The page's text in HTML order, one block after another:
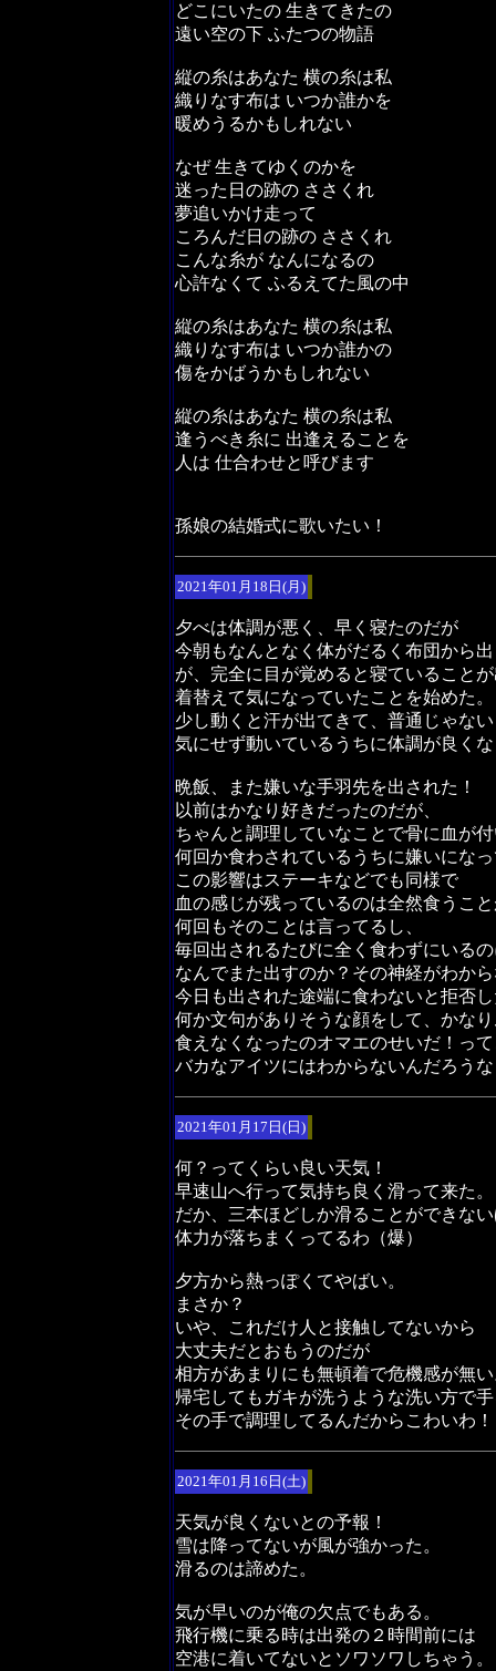
どこにいたの 生きてきたの
遠い空の下 ふたつの物語
縦の糸はあなた 横の糸は私
織りなす布は いつか誰かを
暖めうるかもしれない
なぜ 生きてゆくのかを
迷った日の跡の ささくれ
夢追いかけ走って
ころんだ日の跡の ささくれ
こんな糸が なんになるの
心許なくて ふるえてた風の中
縦の糸はあなた 横の糸は私
織りなす布は いつか誰かの
傷をかばうかもしれない
縦の糸はあなた 横の糸は私
逢うべき糸に 出逢えることを
人は 仕合わせと呼びます
孫娘の結婚式に歌いたい！
2021年01月18日(月)
夕べは体調が悪く、早く寝たのだが
今朝もなんとなく体がだるく布団から
が、完全に目が覚めると寝ていること
着替えて気になっていたことを始めた。
少し動くと汗が出てきて、普通じゃな
気にせず動いているうちに体調が良く
晩飯、また嫌いな手羽先を出された！
以前はかなり好きだったのだが、
ちゃんと調理していなことで骨に血が
何回か食わされているうちに嫌いにな
この影響はステーキなどでも同様で
血の感じが残っているのは全然食うこ
何回もそのことは言ってるし、
毎回出されるたびに全く食わずにいる
なんでまた出すのか？その神経がわか
今日も出された途端に食わないと拒否
何か文句がありそうな顔をして、かな
食えなくなったのオマエのせいだ！っ
バカなアイツにはわからないんだろう
2021年01月17日(日)
何？ってくらい良い天気！
早速山へ行って気持ち良く滑って来た。
だか、三本ほどしか滑ることができな
体力が落ちまくってるわ（爆）
夕方から熱っぽくてやばい。
まさか？
いや、これだけ人と接触してないから
大丈夫だとおもうのだが
相方があまりにも無頓着で危機感が無
帰宅してもガキが洗うような洗い方で
その手で調理してるんだからこわいわ！
2021年01月16日(土)
天気が良くないとの予報！
雪は降ってないが風が強かった。
滑るのは諦めた。
気が早いのが俺の欠点でもある。
飛行機に乗る時は出発の２時間前には
空港に着いてないとソワソワしちゃう。